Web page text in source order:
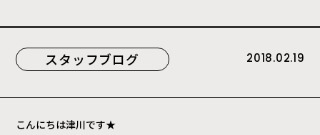
スタッフブログ 2018.02.19
こんにちは津川です★